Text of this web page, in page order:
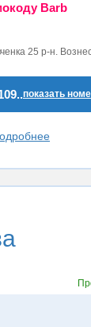
Barb
25 р-н.
показать